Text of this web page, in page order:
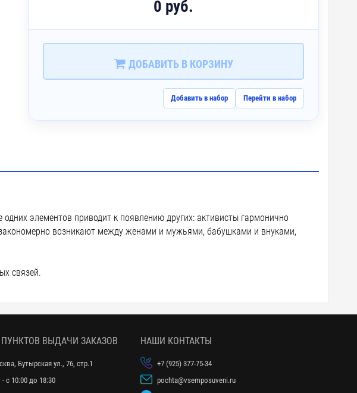
0 руб.
ДОБАВИТЬ В КОРЗИНУ
Добавить в набор Перейти в набор
элементов приводит к появлению других: активисты гармонично
возникают между женами и мужьями, бабушками и внуками,
связей.
ВЫДАЧИ ЗАКАЗОВ
Бутырская ул., 76, стр.1
- с 10:00 до 18:30
НАШИ КОНТАКТЫ
+7 (925) 377-75-34
pochta@vsemposuveni.ru